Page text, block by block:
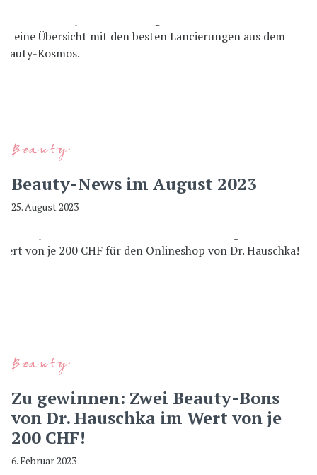
Beauty
Beauty-News im August 2023
25. August 2023
Beauty
Zu gewinnen: Zwei Beauty-Bons
von Dr. Hauschka im Wert von je
200 CHF!
6. Februar 2023